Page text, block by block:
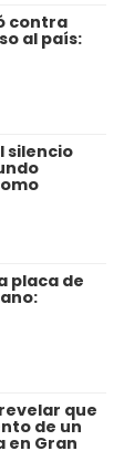
contra
al país:
silencio
placa de
que
de un
en Gran